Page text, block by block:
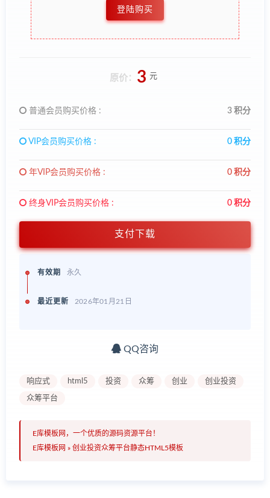
登陆购买
原价： 3 元
普通会员购买价格 : 3 积分
VIP会员购买价格 : 0 积分
年VIP会员购买价格 : 0 积分
终身VIP会员购买价格 : 0 积分
支付下载
有效期 永久
最近更新 2026年01月21日
QQ咨询
响应式 html5 投资 众筹 创业 创业投资
众筹平台
E库模板网，一个优质的源码资源平台！
E库模板网 » 创业投资众筹平台静态HTML5模板